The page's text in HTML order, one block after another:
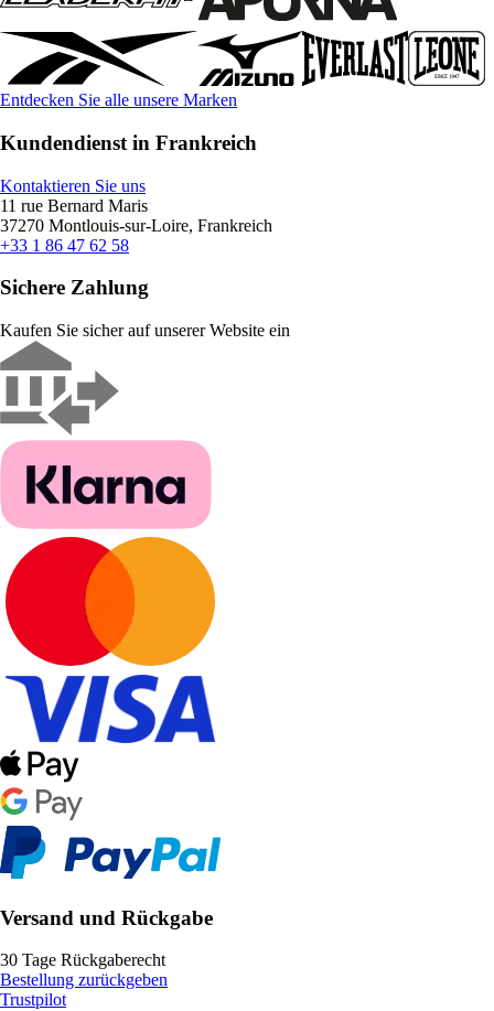
Entdecken Sie alle unsere Marken
Kundendienst in Frankreich
Kontaktieren Sie uns
11 rue Bernard Maris
37270 Montlouis-sur-Loire, Frankreich
+33 1 86 47 62 58
Sichere Zahlung
Kaufen Sie sicher auf unserer Website ein
Versand und Rückgabe
30 Tage Rückgaberecht
Bestellung zurückgeben
Trustpilot